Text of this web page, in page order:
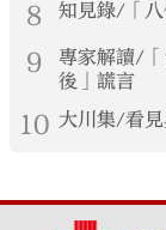
8 知見錄/「
9
專家解讀/
後」謊言
10 大川集/看